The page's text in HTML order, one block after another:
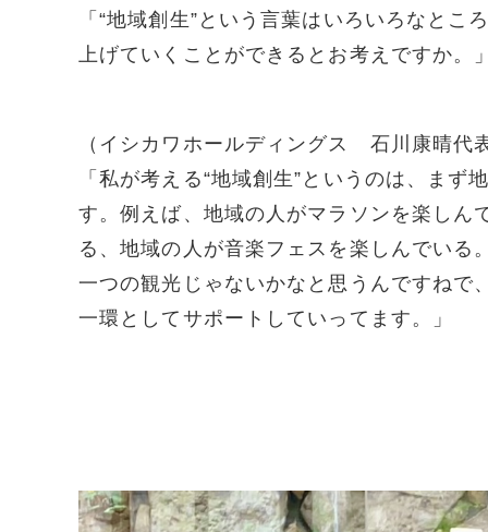
「“地域創生”という言葉はいろいろなと
上げていくことができるとお考えですか。
（イシカワホールディングス 石川康晴代
「私が考える“地域創生”というのは、ま
す。例えば、地域の人がマラソンを楽しん
る、地域の人が音楽フェスを楽しんでい
一つの観光じゃないかなと思うんですねで
一環としてサポートしていってます。」